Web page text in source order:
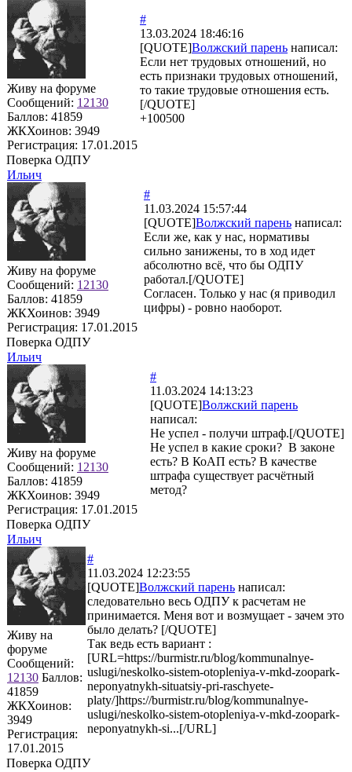
Живу на форуме
Сообщений: 12130
Баллов: 41859
ЖКХоинов: 3949
Регистрация: 17.01.2015
#
13.03.2024 18:46:16
[QUOTE]Волжский парень написал:
Если нет трудовых отношений, но
есть признаки трудовых отношений,
то такие трудовые отношения есть.
[/QUOTE]
+100500
Поверка ОДПУ
Ильич
Живу на форуме
Сообщений: 12130
Баллов: 41859
ЖКХоинов: 3949
Регистрация: 17.01.2015
#
11.03.2024 15:57:44
[QUOTE]Волжский парень написал:
Если же, как у нас, нормативы
сильно занижены, то в ход идет
абсолютно всё, что бы ОДПУ
работал.[/QUOTE]
Согласен. Только у нас (я приводил
цифры) - ровно наоборот.
Поверка ОДПУ
Ильич
Живу на форуме
Сообщений: 12130
Баллов: 41859
ЖКХоинов: 3949
Регистрация: 17.01.2015
#
11.03.2024 14:13:23
[QUOTE]Волжский парень
написал:
Не успел - получи штраф.[/QUOTE]
Не успел в какие сроки? В законе
есть? В КоАП есть? В качестве
штрафа существует расчётный
метод?
Поверка ОДПУ
Ильич
Живу на
форуме
Сообщений:
12130 Баллов:
41859
ЖКХоинов:
3949
Регистрация:
17.01.2015
#
11.03.2024 12:23:55
[QUOTE]Волжский парень написал:
следовательно весь ОДПУ к расчетам не
принимается. Меня вот и возмущает - зачем это
было делать? [/QUOTE]
Так ведь есть вариант :
[URL=https://burmistr.ru/blog/kommunalnye-
uslugi/neskolko-sistem-otopleniya-v-mkd-zoopark-
neponyatnykh-situatsiy-pri-raschyete-
platy/]https://burmistr.ru/blog/kommunalnye-
uslugi/neskolko-sistem-otopleniya-v-mkd-zoopark-
neponyatnykh-si...[/URL]
Поверка ОДПУ